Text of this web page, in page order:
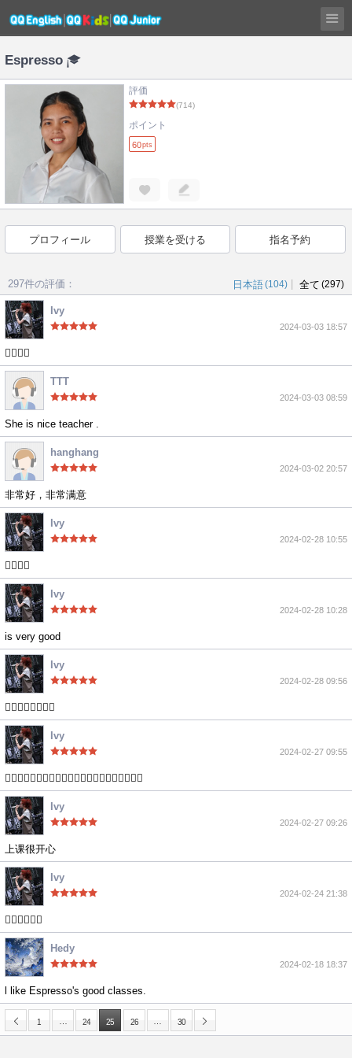
Espresso
評価
(714)
ポイント
60pts
プロフィール 授業を受ける 指名予約
297件の評価： 日本語(104) 全て (297)
Ivy
2024-03-03 18:57
👍🏻👍🏻
TTT
2024-03-03 08:59
She is nice teacher .
hanghang
2024-03-02 20:57
非常好，非常满意
Ivy
2024-02-28 10:55
👍🏻👍🏻
Ivy
2024-02-28 10:28
is very good
Ivy
2024-02-28 09:56
👍🏻👍🏻👍🏻👍🏻
Ivy
2024-02-27 09:55
👍🏻👍🏻👍🏻👍🏻👍🏻👍🏻👍🏻👍🏻👍🏻👍🏻👍🏻
Ivy
2024-02-27 09:26
上课很开心
Ivy
2024-02-24 21:38
👍🏻👍🏻👍🏻
Hedy
2024-02-18 18:37
l like Espresso's good classes.
1 24 25 26 30